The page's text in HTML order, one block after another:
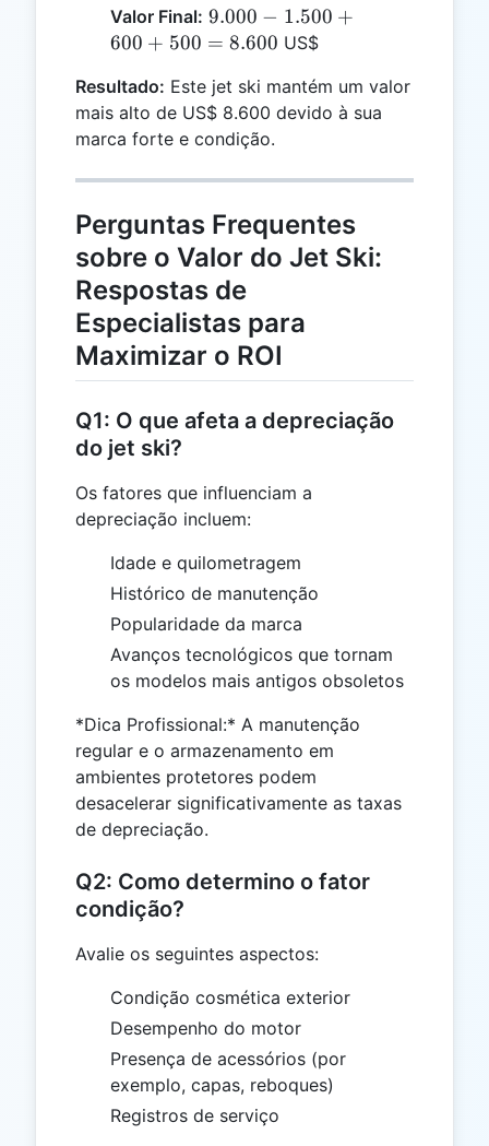
Valor Final: 9.000
-
+
600
+
8.600
9.000 − 1.500 +
600 + 500 = 8.600 US$
Resultado: Este jet ski mantém um valor
mais alto de US$ 8.600 devido à sua
marca forte e condição.
Perguntas Frequentes
sobre o Valor do Jet Ski:
Respostas de
Especialistas para
Maximizar o ROI
Q1: O que afeta a depreciação
do jet ski?
Os fatores que influenciam a
depreciação incluem:
Idade e quilometragem
Histórico de manutenção
Popularidade da marca
Avanços tecnológicos que tornam
os modelos mais antigos obsoletos
*Dica Profissional:* A manutenção
regular e o armazenamento em
ambientes protetores podem
desacelerar significativamente as taxas
de depreciação.
Q2: Como determino o fator
condição?
Avalie os seguintes aspectos:
Condição cosmética exterior
Desempenho do motor
Presença de acessórios (por
exemplo, capas, reboques)
Registros de serviço